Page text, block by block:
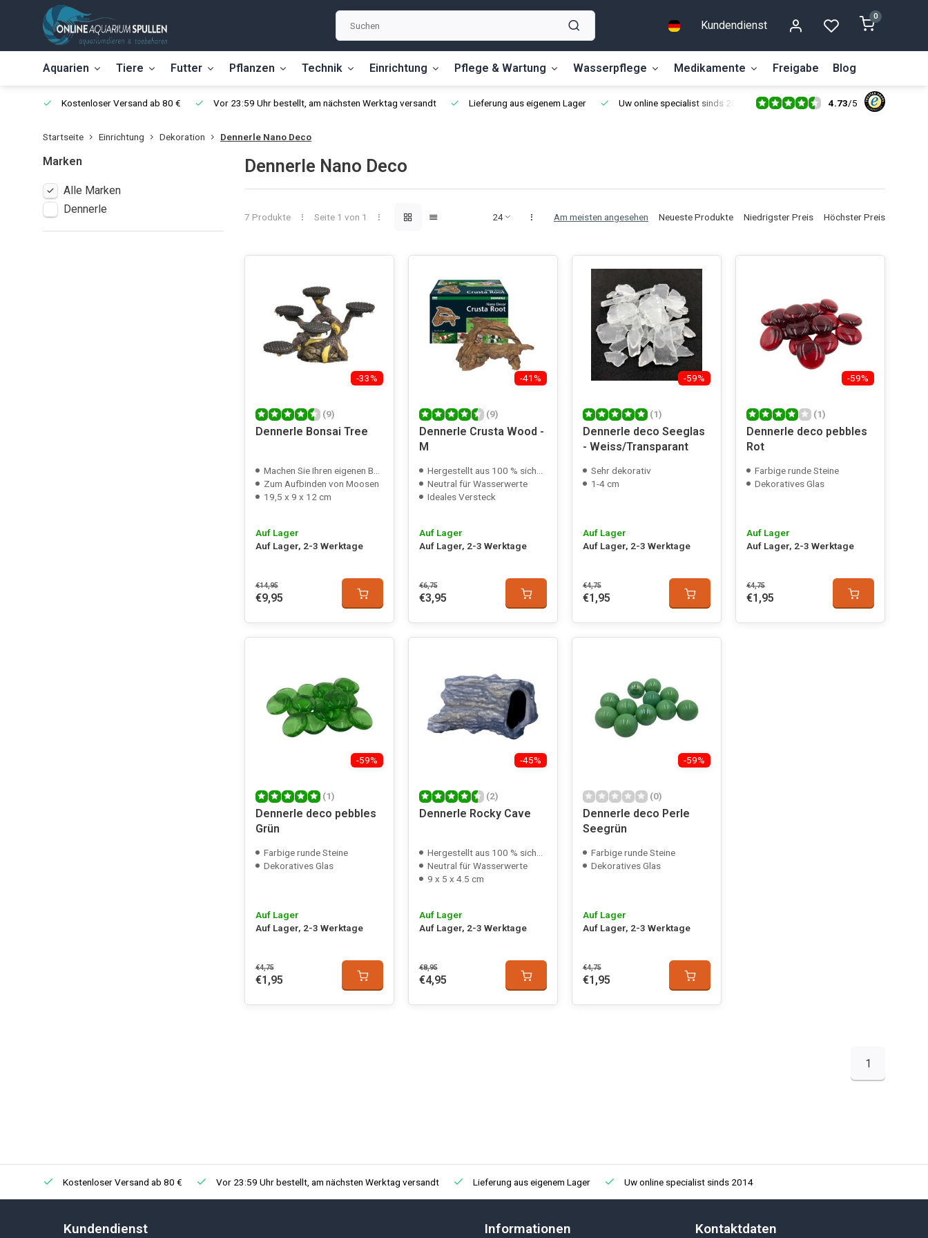
Kundendienst
0
Aquarien Tiere Futter Pflanzen Technik Einrichtung Pflege & Wartung Wasserpflege Medikamente Freigabe Blog
Kostenloser Versand ab 80 € Vor 23:59 Uhr bestellt, am nächsten Werktag versandt Lieferung aus eigenem Lager Uw online specialist sinds 2014 4.73/5
Startseite Einrichtung Dekoration Dennerle Nano Deco
Marken
Alle Marken
Dennerle
Dennerle Nano Deco
7 Produkte Seite 1 von 1 Am meisten angesehen Neueste Produkte Niedrigster Preis Höchster Preis
-33%
(9)
Dennerle Bonsai Tree
Machen Sie Ihren eigenen Bonsai
Zum Aufbinden von Moosen
19,5 x 9 x 12 cm
Auf Lager
Auf Lager, 2-3 Werktage
€14,95
€9,95
-41%
(9)
Dennerle Crusta Wood -
M
Hergestellt aus 100 % sicherer Keramik
Neutral für Wasserwerte
Ideales Versteck
Auf Lager
Auf Lager, 2-3 Werktage
€6,75
€3,95
-59%
(1)
Dennerle deco Seeglas
- Weiss/Transparant
Sehr dekorativ
1-4 cm
Auf Lager
Auf Lager, 2-3 Werktage
€4,75
€1,95
-59%
(1)
Dennerle deco pebbles
Rot
Farbige runde Steine
Dekoratives Glas
Auf Lager
Auf Lager, 2-3 Werktage
€4,75
€1,95
-59%
(1)
Dennerle deco pebbles
Grün
Farbige runde Steine
Dekoratives Glas
Auf Lager
Auf Lager, 2-3 Werktage
€4,75
€1,95
-45%
(2)
Dennerle Rocky Cave
Hergestellt aus 100 % sicherer Keramik
Neutral für Wasserwerte
9 x 5 x 4.5 cm
Auf Lager
Auf Lager, 2-3 Werktage
€8,95
€4,95
-59%
(0)
Dennerle deco Perle
Seegrün
Farbige runde Steine
Dekoratives Glas
Auf Lager
Auf Lager, 2-3 Werktage
€4,75
€1,95
1
Kostenloser Versand ab 80 € Vor 23:59 Uhr bestellt, am nächsten Werktag versandt Lieferung aus eigenem Lager Uw online specialist sinds 2014
Kundendienst Informationen Kontaktdaten